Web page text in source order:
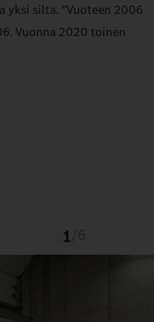
yksi silta. ”Vuoteen 2006
Vuonna 2020 toinen
1